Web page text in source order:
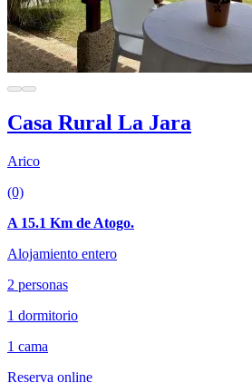
Casa Rural La Jara
Arico
(0)
A 15.1 Km de Atogo.
Alojamiento entero
2 personas
1 dormitorio
1 cama
Reserva online